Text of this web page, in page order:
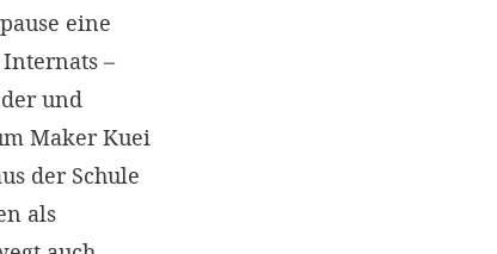
eine
–
und
Maker Kuei
der Schule
als